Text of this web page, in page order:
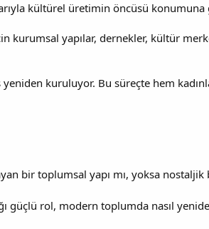
kültürel üretimin öncüsü konumuna
kurumsal yapılar, dernekler, kültür
kuruluyor. Bu süreçte hem
bir toplumsal yapı mı, yoksa nostaljik
güçlü rol, modern toplumda nasıl